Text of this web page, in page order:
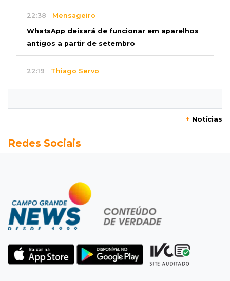
22:38 Mensageiro
WhatsApp deixará de funcionar em aparelhos
antigos a partir de setembro
22:19 Thiago Servo
Semana vai começar com 909 novas
Flagrante
Motorista atinge carro parado, perde
retrovisor e foge no Jardim Antártica
“Sinto que ela está por perto”, diz mãe de
bebê desaparecida
+ Notícias
Redes Sociais